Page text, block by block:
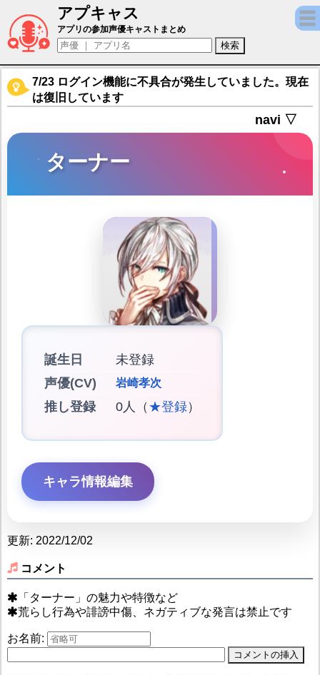
アプキャス
ターナー（声優：岩崎孝次)【アートコード
アプリの参加声優キャストまとめ
7/23 ログイン機能に不具合が発生していました。現在
は復旧しています
navi ▽
ターナー
誕生日
未登録
声優(CV)
岩崎孝次
推し登録 0人（ ★登録）
キャラ情報編集
更新: 2022/12/02
コメント
「ターナー」の魅力や特徴など
荒らし行為や誹謗中傷、ネガティブな発言は禁止です
お名前: